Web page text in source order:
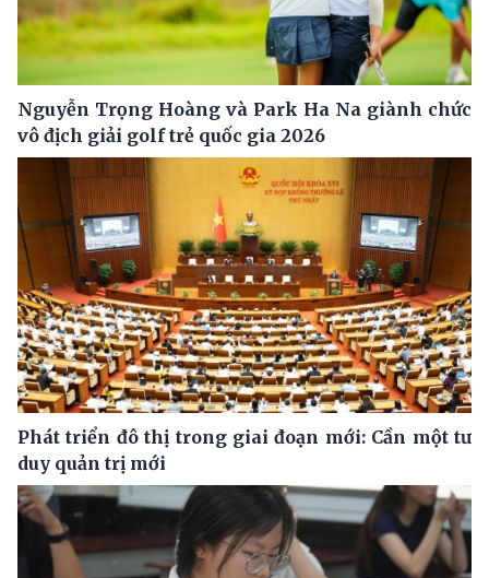
Nguyễn Trọng Hoàng và Park Ha Na giành chức
vô địch giải golf trẻ quốc gia 2026
Phát triển đô thị trong giai đoạn mới: Cần một tư
duy quản trị mới